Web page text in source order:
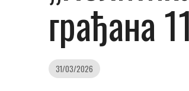
грађана
31/03/2026